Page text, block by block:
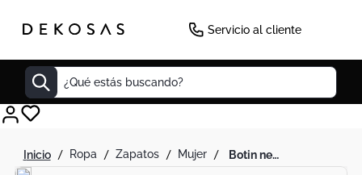
Servicio al cliente
¿Qué estás buscando?
ropa zapatos mujer botin negro apliques plomo detalle resorte
Decoracion